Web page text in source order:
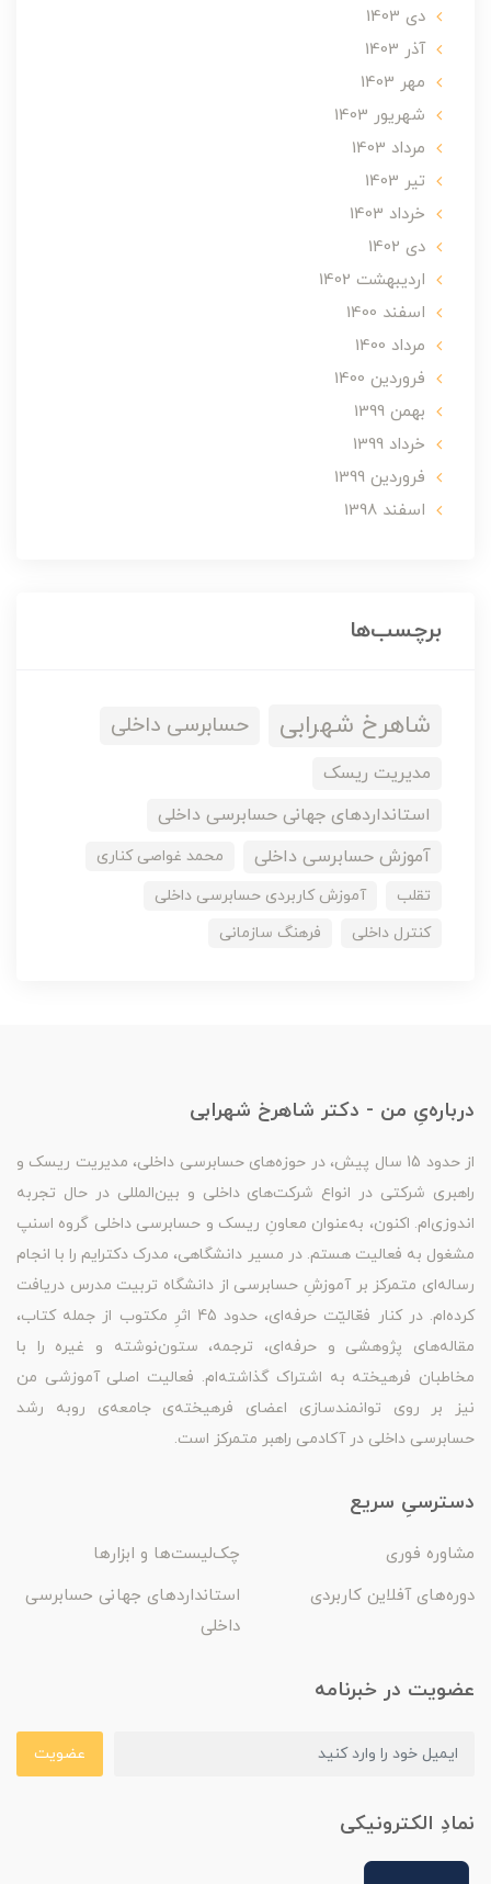
دی 1403
آذر 1403
مهر 1403
شهریور 1403
مرداد 1403
تير 1403
خرداد 1403
دی 1402
ارديبهشت 1402
اسفند 1400
مرداد 1400
فروردین 1400
بهمن 1399
خرداد 1399
فروردین 1399
اسفند 1398
برچسب‌ها
شاهرخ شهرابی حسابرسی داخلی
مدیریت ریسک
استانداردهای جهانی حسابرسی داخلی
آموزش حسابرسی داخلی
محمد غواصی کناری
تقلب
آموزش کاربردی حسابرسی داخلی
کنترل داخلی
فرهنگ سازمانی
درباره‌یِ من - دکتر شاهرخ شهرابی
از حدود 15 سال پیش، در حوزه‌های حسابرسی داخلی، مدیریت ریسک و
راهبری شرکتی در انواع شرکت‌های داخلی و بین‌المللی در حال تجربه
اندوزی‌ام. اکنون، به‌عنوان معاونِ ریسک و حسابرسی داخلی گروه اسنپ
مشغول به فعالیت هستم. در مسیر دانشگاهی، مدرک دکترایم را با انجام
رساله‌ای متمرکز بر آموزشِ حسابرسی از دانشگاه تربیت مدرس دریافت
کرده‌ام. در کنار فعّالیّت حرفه‌ای، حدود 45 اثرِ مکتوب از جمله کتاب،
مقاله‌های پژوهشی و حرفه‌ای، ترجمه، ستون‌نوشته و غیره را با
مخاطبان فرهیخته به اشتراک گذاشته‌ام. فعالیت اصلی آموزشی من
نیز بر روی توانمندسازی اعضای فرهیخته‌ی جامعه‌ی روبه رشد
حسابرسی داخلی در آکادمی راهبر متمرکز است.
دسترسیِ سریع
مشاوره فوری
چک‌لیست‌ها و ابزارها
دوره‌های آفلاین کاربردی
استانداردهای جهانی حسابرسی
داخلی
عضویت در خبرنامه
عضویت
نمادِ الکترونیکی